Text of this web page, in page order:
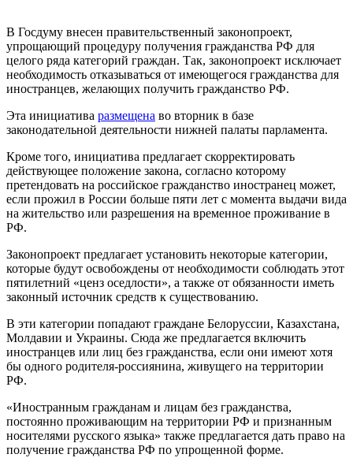
В Госдуму внесен правительственный законопроект,
упрощающий процедуру получения гражданства РФ для
целого ряда категорий граждан. Так, законопроект исключает
необходимость отказываться от имеющегося гражданства для
иностранцев, желающих получить гражданство РФ.
Эта инициатива размещена во вторник в базе
законодательной деятельности нижней палаты парламента.
Кроме того, инициатива предлагает скорректировать
действующее положение закона, согласно которому
претендовать на российское гражданство иностранец может,
если прожил в России больше пяти лет с момента выдачи вида
на жительство или разрешения на временное проживание в
РФ.
Законопроект предлагает установить некоторые категории,
которые будут освобождены от необходимости соблюдать этот
пятилетний «ценз оседлости», а также от обязанности иметь
законный источник средств к существованию.
В эти категории попадают граждане Белоруссии, Казахстана,
Молдавии и Украины. Сюда же предлагается включить
иностранцев или лиц без гражданства, если они имеют хотя
бы одного родителя-россиянина, живущего на территории
РФ.
«Иностранным гражданам и лицам без гражданства,
постоянно проживающим на территории РФ и признанным
носителями русского языка» также предлагается дать право на
получение гражданства РФ по упрощенной форме.